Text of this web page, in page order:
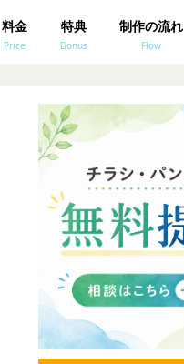
料金
Price
特典
Bonus
制作の流れ
Flow